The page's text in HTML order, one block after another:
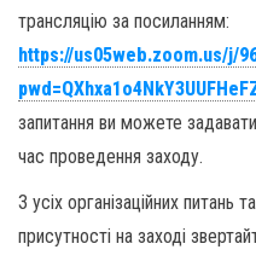
трансляцію за посиланням:
https://us05web.zoom.us/j/
запитання ви можете
час проведення заходу.
З усіх організаційних
присутності на заході